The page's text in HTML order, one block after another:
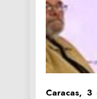
Caracas,